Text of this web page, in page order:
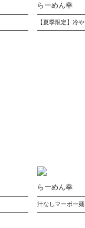
らーめん幸
【夏季限定】冷
らーめん幸
汁なしマーボー麺